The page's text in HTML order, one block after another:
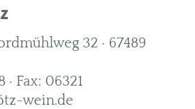
32 · 67489
· Fax: 06321
wein.de